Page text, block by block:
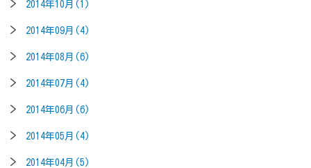
2014年10月(1)
2014年09月(4)
2014年08月(6)
2014年07月(4)
2014年06月(6)
2014年05月(4)
2014年04月(5)